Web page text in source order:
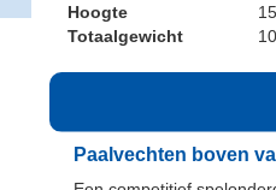
Hoogte
Totaalgewicht
Paalvechten boven